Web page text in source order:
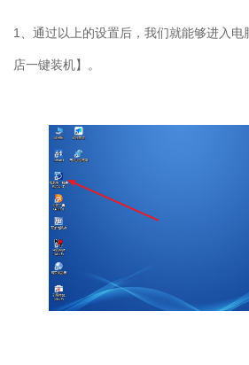
1 、通过以上的设置后，我们就能够进入电
店一键装机】。